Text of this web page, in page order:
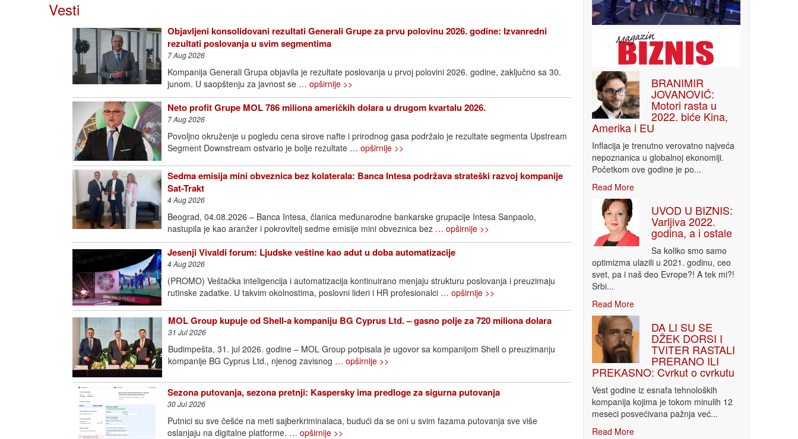
Vesti
Objavljeni konsolidovani rezultati Generali Grupe za prvu polovinu 2026. godine: Izvanredni
rezultati poslovanja u svim segmentima
7 Aug 2026
Kompanija Generali Grupa objavila je rezultate poslovanja u prvoj polovini 2026. godine, zaključno sa 30.
junom. U saopštenju za javnost se … opširnije >>
Neto profit Grupe MOL 786 miliona američkih dolara u drugom kvartalu 2026.
7 Aug 2026
Povoljno okruženje u pogledu cena sirove nafte i prirodnog gasa podržalo je rezultate segmenta Upstream
Segment Downstream ostvario je bolje rezultate … opširnije >>
Sedma emisija mini obveznica bez kolaterala: Banca Intesa podržava strateški razvoj kompanije
Sat-Trakt
4 Aug 2026
Beograd, 04.08.2026 – Banca Intesa, članica međunarodne bankarske grupacije Intesa Sanpaolo,
nastupila je kao aranžer i pokrovitelj sedme emisije mini obveznica bez … opširnije >>
Jesenji Vivaldi forum: Ljudske veštine kao adut u doba automatizacije
4 Aug 2026
(PROMO) Veštačka inteligencija i automatizacija kontinuirano menjaju strukturu poslovanja i preuzimaju
rutinske zadatke. U takvim okolnostima, poslovni lideri i HR profesionalci … opširnije >>
MOL Group kupuje od Shell-a kompaniju BG Cyprus Ltd. – gasno polje za 720 miliona dolara
31 Jul 2026
Budimpešta, 31. jul 2026. godine – MOL Group potpisala je ugovor sa kompanijom Shell o preuzimanju
kompanije BG Cyprus Ltd., njenog zavisnog … opširnije >>
Sezona putovanja, sezona pretnji: Kaspersky ima predloge za sigurna putovanja
30 Jul 2026
Putnici su sve češće na meti sajberkriminalaca, budući da se oni u svim fazama putovanja sve više
oslanjaju na digitalne platforme. … opširnije >>
BRANIMIR
JOVANOVIĆ:
Motori rasta u
2022. biće Kina,
Amerika i EU
Inflacija je trenutno verovatno najveća
nepoznanica u globalnoj ekonomiji.
Početkom ove godine je po...
Read More
UVOD U BIZNIS:
Varljiva 2022.
godina, a i ostale
Sa koliko smo samo
optimizma ulazili u 2021. godinu, ceo
svet, pa i naš deo Evrope?! A tek mi?!
Srbi...
Read More
DA LI SU SE
DŽEK DORSI I
TVITER RASTALI
PRERANO ILI
PREKASNO: Cvrkut o cvrkutu
Vest godine iz esnafa tehnoloških
kompanija kojima je tokom minulih 12
meseci posvećivana pažnja već...
Read More